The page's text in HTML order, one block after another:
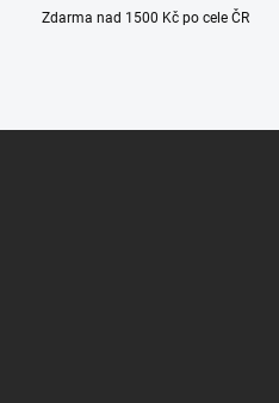
Zdarma nad 1500 Kč po cele ČR